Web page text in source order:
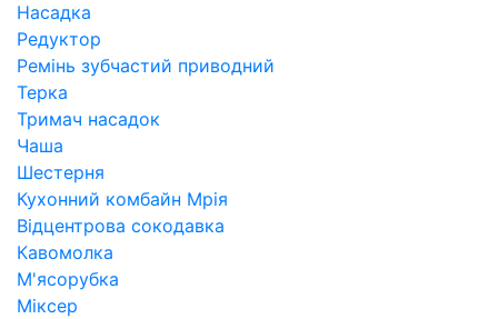
Насадка
Редуктор
Ремінь зубчастий приводний
Терка
Тримач насадок
Чаша
Шестерня
Кухонний комбайн Мрія
Відцентрова сокодавка
Кавомолка
М'ясорубка
Міксер